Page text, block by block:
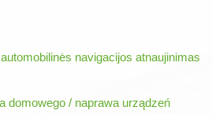
navigacijos atnaujinimas
domowego / naprawa urządzeń